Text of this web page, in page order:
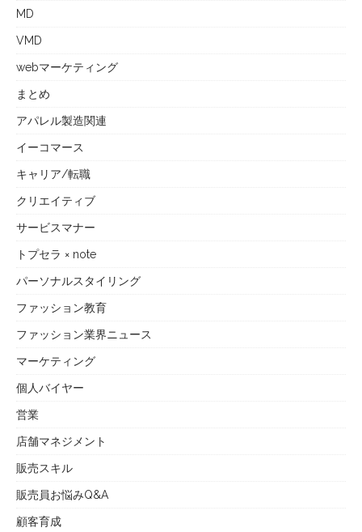
MD
VMD
webマーケティング
まとめ
アパレル製造関連
イーコマース
キャリア/転職
クリエイティブ
サービスマナー
トプセラ × note
パーソナルスタイリング
ファッション教育
ファッション業界ニュース
マーケティング
個人バイヤー
営業
店舗マネジメント
販売スキル
販売員お悩みQ&A
顧客育成